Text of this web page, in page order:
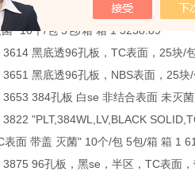
"PLT,384W,BLK,LOW
" 10个/包 5包/箱 箱 1 3238.89
黑底透96孔板，TC表面，25块/
黑底透96孔板，NBS表面，25
384孔板 白se 非结合表面 未灭
"PLT,384WL,LV,BLACK
面 带盖 灭菌" 10个/包 5包/箱 箱 1
96孔板，黑se，半区，TC表面